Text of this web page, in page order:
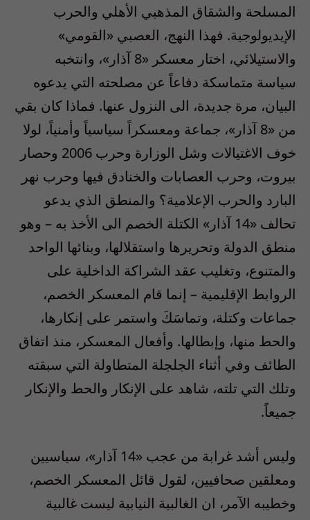
المسلحة والشقاق المذهبي الأهلي والحرب
الإيديولوجية. فهذا النهج، العصبي «القومي»
والاستيلائي، اختار معسكر «8 آذار»، وانتخبه
سياسة متماسكة دفاعاً عن مصلحته التي يدعوه
البيان، مرة جديدة، الى النزول عنها. فماذا كان بقي
من «8 آذار»، جماعة ومعسكراً سياسياً وأمنياً، لولا
خوف الاغتيالات وشل الوزارة وحرب 2006 وحصار
بيروت، وحرب العصابات والخنادق فيها وحرب نهر
البارد والحرب الإعلامية؟ والمنطق الذي يدعو
تحالف «14 آذار» الكتلة الخصم الى الأخذ به – وهو
منطق الدولة وتحريرها واستقلالها، وبنائها الواحد
والمتنوع، وتغليب عقد الشراكة الداخلية على
الروابط الإقليمية – إنما قام المعسكر الخصم،
جماعات وكتلة، وتماسَكَ واستمر على إنكارها،
والحط منها، وإبطالها. وأفعال المعسكر، منذ اتفاق
الطائف وفي أثناء الجلجلة المتطاولة التي سبقته
وتلك التي تلته، شاهد على الإنكار والحط والإنكار
جميعاً.
وليس أشد غرابة من عجب «14 آذار»، سياسيين
ومعلقين صحافيين، لقول قائل المعسكر الخصم،
وخطيبه الآمر، ان الغالبية النيابية ليست غالبية